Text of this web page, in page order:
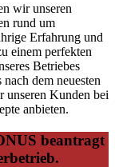
wir unseren
rund um
Erfahrung und
einem perfekten
Betriebes
dem neuesten
unseren Kunden bei
anbieten.
beantragt